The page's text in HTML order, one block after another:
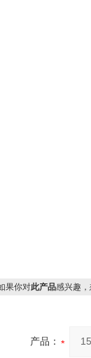
你对此产品感兴趣
产品：